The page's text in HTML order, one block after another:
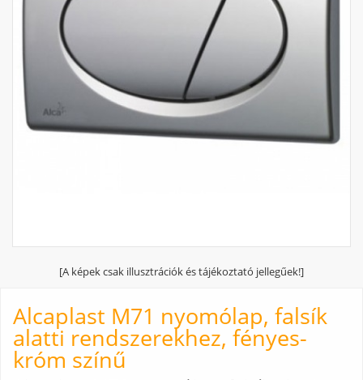
[A képek csak illusztrációk és tájékoztató jellegűek!]
Alcaplast M71 nyomólap, falsík
alatti rendszerekhez, fényes-
króm színű